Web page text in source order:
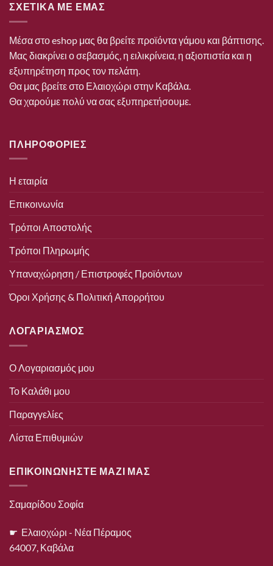
ΣΧΕΤΙΚΑ ΜΕ ΕΜΑΣ
Μέσα στο eshop μας θα βρείτε προϊόντα γάμου και βάπτισης.
Μας διακρίνει ο σεβασμός, η ειλικρίνεια, η αξιοπιστία και η
εξυπηρέτηση προς τον πελάτη.
Θα μας βρείτε στο Ελαιοχώρι στην Καβάλα.
Θα χαρούμε πολύ να σας εξυπηρετήσουμε.
ΠΛΗΡΟΦΟΡΙΕΣ
Η εταιρία
Επικοινωνία
Τρόποι Αποστολής
Τρόποι Πληρωμής
Υπαναχώρηση / Επιστροφές Προϊόντων
Όροι Χρήσης & Πολιτική Απορρήτου
ΛΟΓΑΡΙΑΣΜΟΣ
Ο Λογαριασμός μου
Το Καλάθι μου
Παραγγελίες
Λίστα Επιθυμιών
ΕΠΙΚΟΙΝΩΝΗΣΤΕ ΜΑΖΙ ΜΑΣ
Σαμαρίδου Σοφία
☛ Ελαιοχώρι - Νέα Πέραμος
64007, Καβάλα